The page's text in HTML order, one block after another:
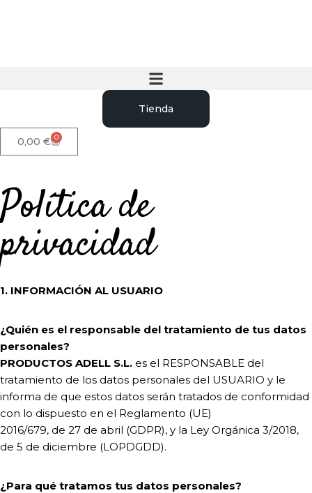
Tienda
0,00 € 0
Política de
privacidad
1. INFORMACIÓN AL USUARIO
¿Quién es el responsable del tratamiento de tus datos
personales?
PRODUCTOS ADELL S.L. es el RESPONSABLE del
tratamiento de los datos personales del USUARIO y le
informa de que estos datos serán tratados de conformidad
con lo dispuesto en el Reglamento (UE)
2016/679, de 27 de abril (GDPR), y la Ley Orgánica 3/2018,
de 5 de diciembre (LOPDGDD).
¿Para qué tratamos tus datos personales?